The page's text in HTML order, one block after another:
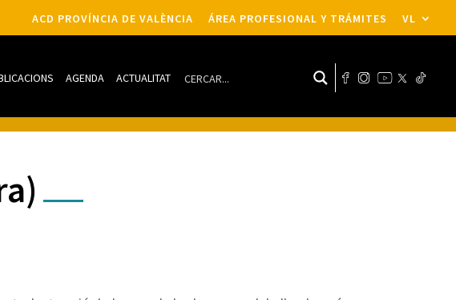
ACD PROVÍNCIA DE VALÈNCIA ÁREA PROFESIONAL Y TRÁMITES VL
AGENDA ACTUALITAT